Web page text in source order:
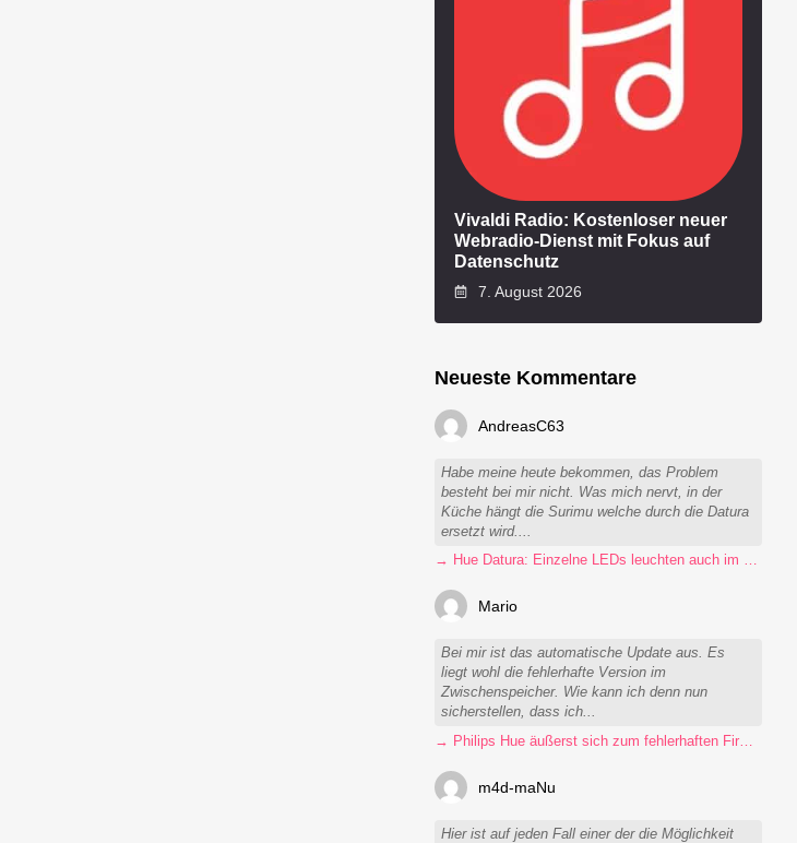
Vivaldi Radio: Kostenloser neuer
Webradio-Dienst mit Fokus auf
Datenschutz
7. August 2026
Neueste Kommentare
AndreasC63
Habe meine heute bekommen, das Problem
besteht bei mir nicht. Was mich nervt, in der
Küche hängt die Surimu welche durch die Datura
ersetzt wird....
→ Hue Datura: Einzelne LEDs leuchten auch im ausgeschalteten Zustand
Mario
Bei mir ist das automatische Update aus. Es
liegt wohl die fehlerhafte Version im
Zwischenspeicher. Wie kann ich denn nun
sicherstellen, dass ich...
→ Philips Hue äußerst sich zum fehlerhaften Firmware-Update
m4d-maNu
Hier ist auf jeden Fall einer der die Möglichkeit